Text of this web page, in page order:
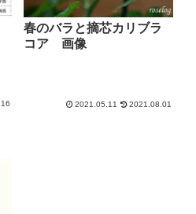
春のバラと摘芯カリブラ
コア 画像
2021.05.11 2021.08.01